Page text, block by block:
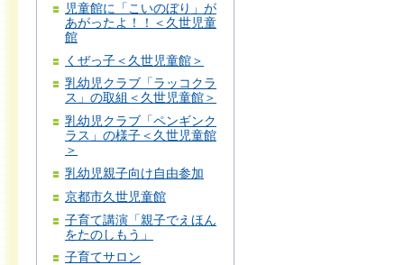
児童館に「こいのぼり」が
あがったよ！！＜久世児童
館
くぜっ子＜久世児童館＞
乳幼児クラブ「ラッコクラ
ス」の取組＜久世児童館＞
乳幼児クラブ「ペンギンク
ラス」の様子＜久世児童館
＞
乳幼児親子向け自由参加
京都市久世児童館
子育て講演「親子でえほん
をたのしもう」
子育てサロン